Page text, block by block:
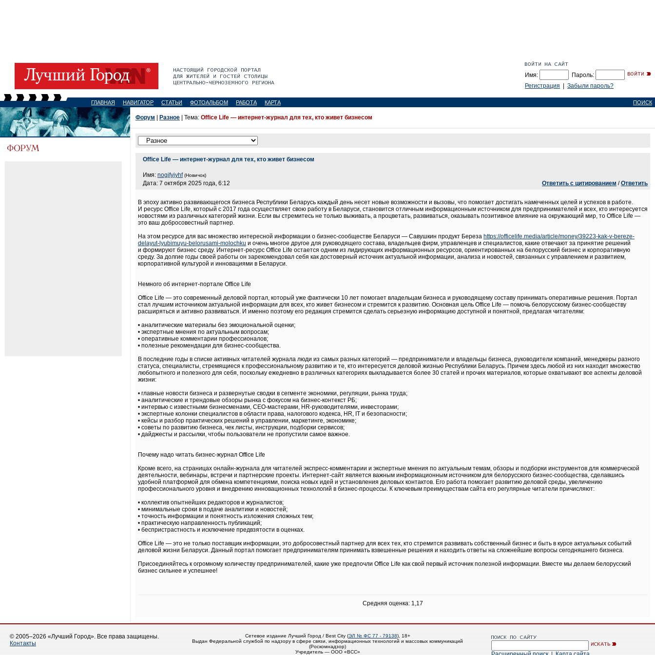
Имя:
Пароль:
Регистрация
Забыли пароль?
ГЛАВНАЯ НАВИГАТОР СТАТЬИ ФОТОАЛЬБОМ РАБОТА КАРТА ПОИСК
Форум Разное | Тема: Office Life — интернет-журнал для тех, кто живет бизнесом
Office Life — интернет-журнал для тех, кто живет бизнесом
Имя: nogjfyjyhf (Новичок)
Дата: 7 октября 2025 года, 6:12 Ответить с цитированием /Ответить
В эпоху активно развивающегося бизнеса Республики Беларусь каждый день несет новые возможности и вызовы, что помогает достигать намеченных целей и успехов в работе.
И ресурс Office Life, который с 2017 года осуществляет свою работу в Беларуси, становится отличным информационным источником для предпринимателей и всех, кто интересуется
новостями из различных категорий жизни. Если вы стремитесь не только выживать, а процветать, развиваться, оказывать позитивное влияние на окружающий мир, то Office Life —
это ваш добросовестный партнер.
На этом ресурсе для вас множество интересной информации о бизнес-сообществе Беларуси — Савушкин продукт Береза https://officelife.media/article/money/39223-kak-v-bereze-
delayut-lyubimuyu-belorusami-molochku и очень многое другое для руководящего состава, владельцев фирм, управленцев и специалистов, какие отвечают за принятие решений
и формируют бизнес среду. Интернет-ресурс Office Life остается одним из лидирующих информационных ресурсов, ориентированных на белорусский бизнес и корпоративную
среду. За долгие годы своей работы он зарекомендовал себя как достоверный источник актуальной информации, анализа и новостей, связанных с управлением и развитием,
корпоративной культурой и инновациями в Беларуси.
Немного об интернет-портале Office Life
Office Life — это современный деловой портал, который уже фактически 10 лет помогает владельцам бизнеса и руководящему составу принимать оперативные решения. Портал
стал лучшим источником актуальной информации для всех, кто живет бизнесом и стремится к развитию. Основная цель Office Life — помочь белорусскому бизнес-сообществу
расширяться и активно развиваться. И именно поэтому его редакция стремится сделать серьезную информацию доступной и понятной, предлагая читателям:
• аналитические материалы без эмоциональной оценки;
• экспертные мнения по актуальным вопросам;
• оперативные комментарии профессионалов;
• полезные рекомендации для бизнес-сообщества.
В последние годы в списке активных читателей журнала люди из самых разных категорий — предприниматели и владельцы бизнеса, руководители компаний, менеджеры разного
статуса, специалисты, стремящиеся к профессиональному развитию и те, кто интересуется деловой жизнью Республики Беларусь. Причем здесь любой из них находит множество
любопытного и полезного для себя, поскольку ежедневно в различных категориях выкладывается более 30 статей и прочих материалов, которые охватывают все аспекты деловой
жизни:
• главные новости бизнеса и развернутые сводки в сегменте экономики, регуляции, рынка труда;
• аналитические и трендовые обзоры рынка с фокусом на бизнес-контекст РБ;
• интервью с известными бизнесменами, СEO-мастерами, HR-руководителями, инвесторами;
• экспертные колонки специалистов в области права, налогового кодекса, HR, IT и безопасности;
• кейсы и разбор практических решений в управлении, маркетинге, экономике;
• советы по развитию бизнеса, чек листы, инструкции, подборки сервисов;
• дайджесты и рассылки, чтобы пользователи не пропустили самое важное.
Почему надо читать бизнес-журнал Office Life
Кроме всего, на страницах онлайн-журнала для читателей экспресс-комментарии и экспертные мнения по актуальным темам, обзоры и подборки инструментов для коммерческой
деятельности, вебинары, встречи и партнерские проекты. Интернет-сайт является важным информационным источником для белорусского бизнес-сообщества, сделавшись
удобной платформой для обмена компетенциями, поиска новых идей и установления деловых контактов. Его работа помогает развитию деловой среды, увеличению
профессионального уровня и внедрению инновационных технологий в бизнес-процессы. К ключевым преимуществам сайта его регулярные читатели причисляют:
• коллектив опытнейших редакторов и журналистов;
• минимальные сроки в подаче аналитики и новостей;
• точность информации и понятность изложения сложных тем;
• практическую направленность публикаций;
• беспристрастность и исключение предвзятости в оценках.
Office Life — это не только поставщик информации, это добросовестный партнер для всех тех, кто стремится развивать собственный бизнес и быть в курсе актуальных событий
деловой жизни Беларуси. Данный портал помогает предпринимателям принимать взвешенные решения и находить ответы на сложнейшие вопросы сегодняшнего бизнеса.
Присоединяйтесь к огромному количеству предпринимателей, какие уже предпочли Office Life как свой первый источник полезной информации. Вместе мы делаем белорусский
бизнес сильнее и успешнее!
Средняя оценка: 1,17
© 2005–2026 «Лучший Город». Все права защищены.
Контакты
Сетевое издание Лучший Город / Best City (ЭЛ № ФС 77 - 79138), 18+
Выдан Федеральной службой по надзору в сфере связи, информационных технологий и массовых коммуникаций
(Роскомнадзор)
Учредитель — ООО «ВСС»